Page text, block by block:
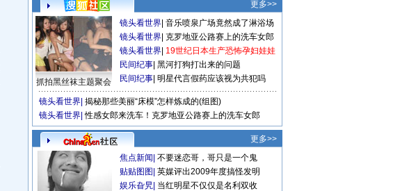
更多>>
抓拍黑丝袜主题聚会
镜头看世界 音乐喷泉广场竟然成了淋浴场
镜头看世界 克罗地亚公路赛上的洗车女郎
镜头看世界 19世纪日本生产恐怖孕妇娃娃
民间纪事 黑河打狗打出来的问题
民间纪事 明星代言假药应该视为共犯吗
镜头看世界 揭秘那些美丽“床模”怎样炼成的(组图)
镜头看世界 性感女郎来洗车！克罗地亚公路赛上的洗车女郎
更多>>
焦点新闻 不要迷恋哥，哥只是一个鬼
贴贴图图 英媒评出2009年度搞怪发明
娱乐旮旯 当红明星不仅仅是名利双收